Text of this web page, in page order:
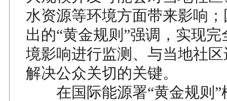
水资源等环境方面带来影响
出的“黄金规则”强调，实现
境影响进行监测、与当地社
解决公众关切的关键。
在国际能源署“黄金规则”